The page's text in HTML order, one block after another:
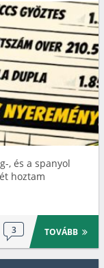
, és a spanyol
hoztam
3 TOVÁBB